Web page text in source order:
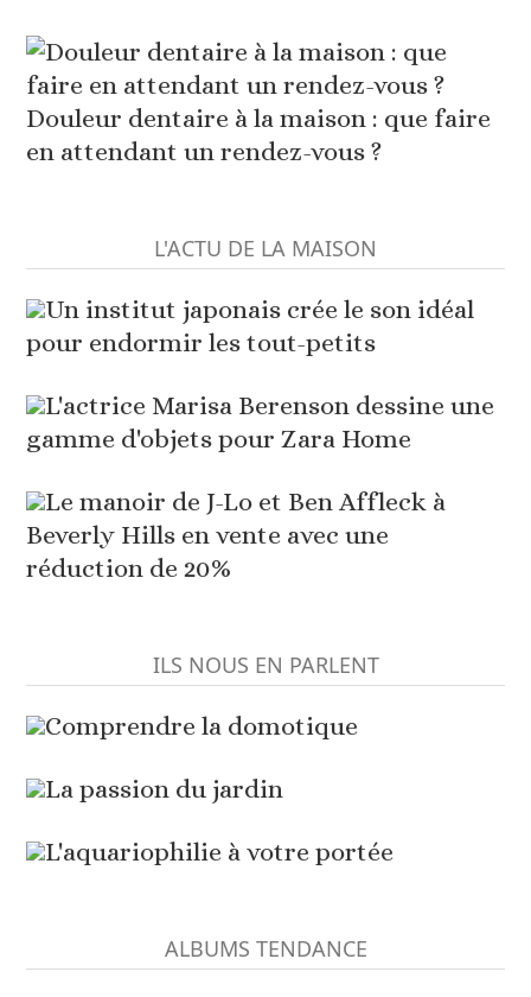
Douleur dentaire à la maison : que faire
en attendant un rendez-vous ?
L'ACTU DE LA MAISON
Un institut japonais crée le son idéal
pour endormir les tout-petits
L'actrice Marisa Berenson dessine une
gamme d'objets pour Zara Home
Le manoir de J-Lo et Ben Affleck à
Beverly Hills en vente avec une
réduction de 20%
ILS NOUS EN PARLENT
Comprendre la domotique
La passion du jardin
L'aquariophilie à votre portée
ALBUMS TENDANCE